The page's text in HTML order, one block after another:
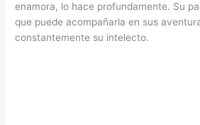
enamora, lo hace profundamente. Su
que puede acompañarla en sus
constantemente su intelecto.